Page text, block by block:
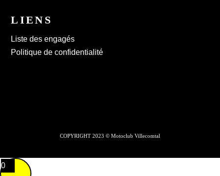
LIENS
Liste des engagés
Politique de confidentialité
COPYRIGHT 2023 © Motoclub Villecomtal
0